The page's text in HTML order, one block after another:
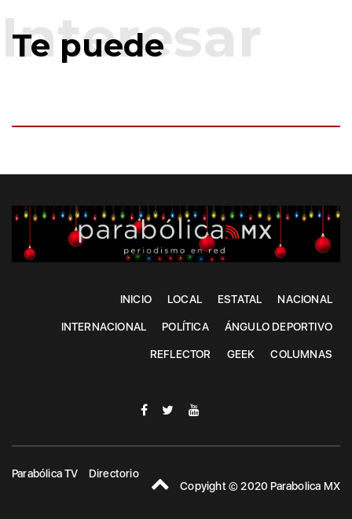
Te puede
INICIO LOCAL ESTATAL NACIONAL
INTERNACIONAL POLÍTICA ÁNGULO DEPORTIVO
REFLECTOR GEEK COLUMNAS
Parabólica TV
Directorio
Copyight © 2020 Parabolica MX